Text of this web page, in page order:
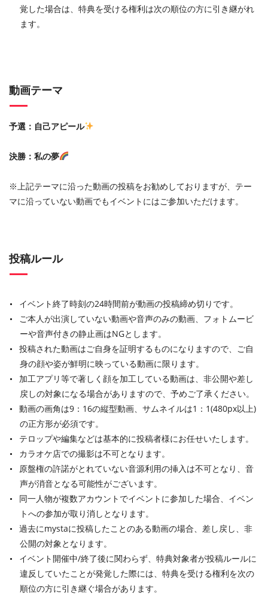
覚した場合は、特典を受ける権利は次の順位の方に引き継がれ
ます。
動画テーマ
予選：自己アピール
決勝：私の夢
※上記テーマに沿った動画の投稿をお勧めしておりますが、テー
マに沿っていない動画でもイベントにはご参加いただけます。
投稿ルール
イベント終了時刻の24時間前が動画の投稿締め切りです。
ご本人が出演していない動画や音声のみの動画、フォトムービ
ーや音声付きの静止画はNGとします。
投稿された動画はご自身を証明するものになりますので、ご自
身の顔や姿が鮮明に映っている動画に限ります。
加工アプリ等で著しく顔を加工している動画は、非公開や差し
戻しの対象になる場合がありますので、予めご了承ください。
動画の画角は9：16の縦型動画、サムネイルは1：1(480px以上)
の正方形が必須です。
テロップや編集などは基本的に投稿者様にお任せいたします。
カラオケ店での撮影は不可となります。
原盤権の許諾がとれていない音源利用の挿入は不可となり、音
声が消音となる可能性がございます。
同一人物が複数アカウントでイベントに参加した場合、イベン
トへの参加が取り消しとなります。
過去にmystaに投稿したことのある動画の場合、差し戻し、非
公開の対象となります。
イベント開催中/終了後に関わらず、特典対象者が投稿ルールに
違反していたことが発覚した際には、特典を受ける権利を次の
順位の方に引き継ぐ場合があります。